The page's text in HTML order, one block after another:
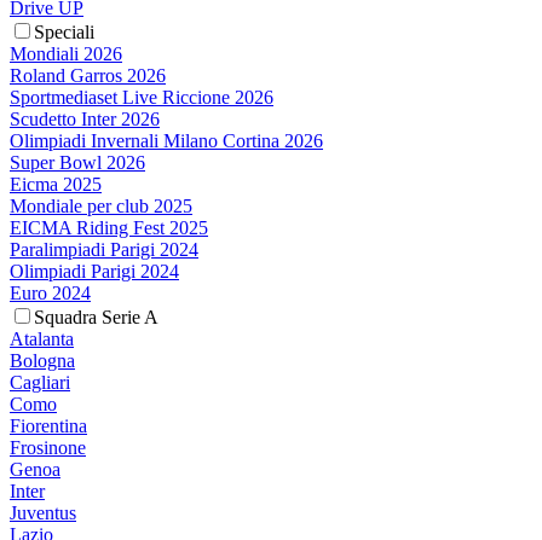
Drive UP
Speciali
Mondiali 2026
Roland Garros 2026
Sportmediaset Live Riccione 2026
Scudetto Inter 2026
Olimpiadi Invernali Milano Cortina 2026
Super Bowl 2026
Eicma 2025
Mondiale per club 2025
EICMA Riding Fest 2025
Paralimpiadi Parigi 2024
Olimpiadi Parigi 2024
Euro 2024
Squadra Serie A
Atalanta
Bologna
Cagliari
Como
Fiorentina
Frosinone
Genoa
Inter
Juventus
Lazio